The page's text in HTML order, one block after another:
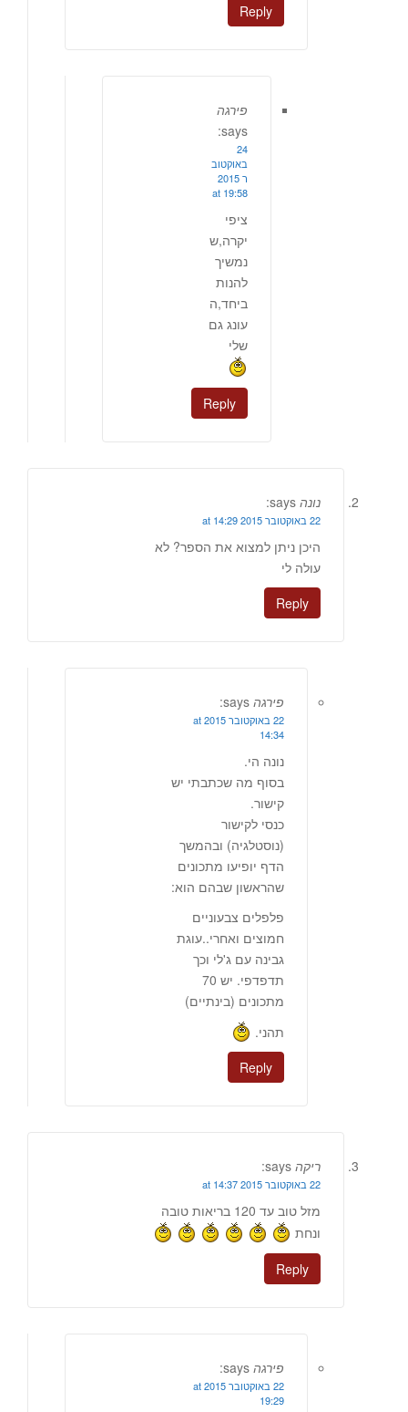
Reply
פירגה
says:
24
באוקטוב
ר 2015
at 19:58
ציפי
יקרה,ש
נמשיך
להנות
ביחד,ה
עונג גם
שלי
Reply
נונה says:
22 באוקטובר 2015 at 14:29
היכן ניתן למצוא את הספר? לא
עולה לי
Reply
פירגה says:
22 באוקטובר 2015 at
14:34
נונה הי.
בסוף מה שכתבתי יש
קישור.
כנסי לקישור
(נוסטלגיה) ובהמשך
הדף יופיעו מתכונים
שהראשון שבהם הוא:
פלפלים צבעוניים
חמוצים ואחרי..עוגת
גבינה עם ג'לי וכך
תדפדפי. יש 70
מתכונים (בינתיים)
תהני.
Reply
ריקה says:
22 באוקטובר 2015 at 14:37
מזל טוב עד 120 בריאות טובה
ונחת
Reply
פירגה says:
22 באוקטובר 2015 at
19:29